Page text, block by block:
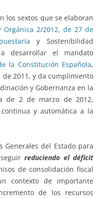
los sextos que se elaboran
Orgánica 2/2012, de 27 de
y Sostenibilidad
desarrollar el mandato
la Constitución Española,
2011, y da cumplimiento
y Gobernanza en la
de 2 de marzo de 2012,
y automática a la
Generales del Estado para
seguirreduciendo el déficit
de consolidación fiscal
contexto de importante
de los recursos